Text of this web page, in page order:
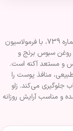
کرم پودر فشرده زاو مدل کمپلکس تقویتی و ترمیمی شماره 739، با فرمولاسیون
روغن سبوس برنج و
و مستعد آکنه است.
منافذ پوست را
جلوگیری می‌کند. زاو
و مناسب آرایش روزانه